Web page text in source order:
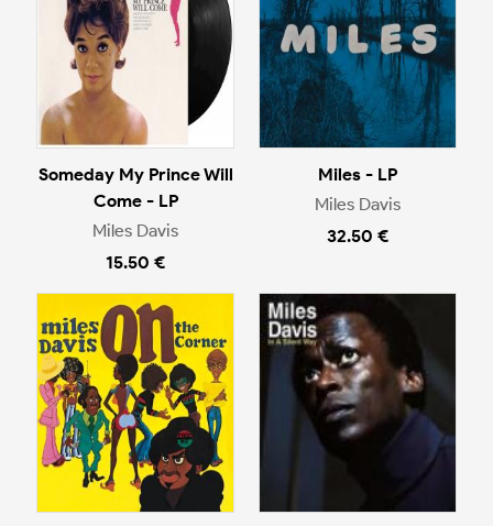
Someday My Prince Will
Come - LP
Miles Davis
15.50 €
Miles - LP
Miles Davis
32.50 €